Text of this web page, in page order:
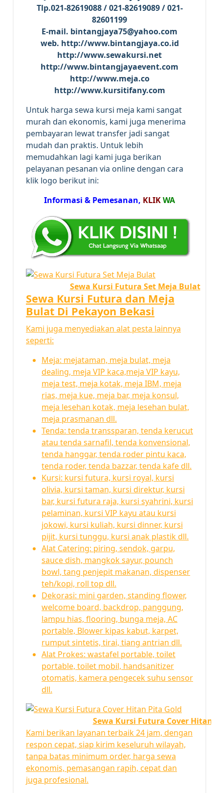
Tlp.021-82619088 / 021-82619089 / 021-
82601199
E-mail. bintangjaya75@yahoo.com
web. http://www.bintangjaya.co.id
http://www.sewakursi.net
http://www.bintangjayaevent.com
http://www.meja.co
http://www.kursitifany.com
Untuk harga sewa kursi meja kami sangat
murah dan ekonomis, kami juga menerima
pembayaran lewat transfer jadi sangat
mudah dan praktis. Untuk lebih
memudahkan lagi kami juga berikan
pelayanan pesanan via online dengan cara
klik logo berikut ini:
Informasi & Pemesanan, KLIKWA
Sewa Kursi Futura Set Meja Bulat
Sewa Kursi Futura dan Meja
Bulat Di Pekayon Bekasi
Kami juga menyediakan alat pesta lainnya
seperti:
Meja: mejataman, meja bulat, meja
dealing, meja VIP kaca,meja VIP kayu,
meja test, meja kotak, meja IBM, meja
rias, meja kue, meja bar, meja konsul,
meja lesehan kotak, meja lesehan bulat,
meja prasmanan dll.
Tenda: tenda transsparan, tenda kerucut
atau tenda sarnafil, tenda konvensional,
tenda hanggar, tenda roder pintu kaca,
tenda roder, tenda bazzar, tenda kafe dll.
Kursi: kursi futura, kursi royal, kursi
olivia, kursi taman, kursi direktur, kursi
bar, kursi futura raja, kursi syahrini, kursi
pelaminan, kursi VIP kayu atau kursi
jokowi, kursi kuliah, kursi dinner, kursi
pijit, kursi tunggu, kursi anak plastik dll.
Alat Catering: piring, sendok, garpu,
sauce dish, mangkok sayur, pounch
bowl, tang penjepit makanan, dispenser
teh/kopi, roll top dll.
Dekorasi: mini garden, standing flower,
welcome board, backdrop, panggung,
lampu hias, flooring, bunga meja, AC
portable, Blower kipas kabut, karpet,
rumput sintetis, tirai, tiang antrian dll.
Alat Prokes: wastafel portable, toilet
portable, toilet mobil, handsanitizer
otomatis, kamera pengecek suhu sensor
dll.
Sewa Kursi Futura Cover Hitan
Kami berikan layanan terbaik 24 jam, dengan
respon cepat, siap kirim keseluruh wilayah,
tanpa batas minimum order, harga sewa
ekonomis, pemasangan rapih, cepat dan
juga profesional.